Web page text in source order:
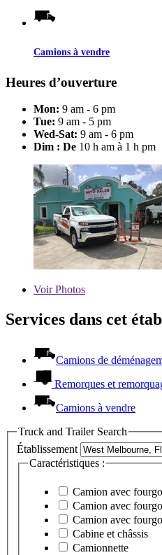
Camions à vendre
Heures d’ouverture
Mon: 9 am - 6 pm
Tue: 9 am - 5 pm
Wed-Sat: 9 am - 6 pm
Dim : De 10 h am à 1 h pm
VoirPhotos
Services dans cet
Camions de
Remorques et
Camions à vendre
Truck and Trailer Search
Établissement
Caractéristiques :
Camion avec
Camion avec
Camion avec
Cabine et châssis
Camionnette